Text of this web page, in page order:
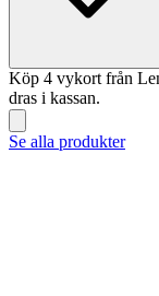
Köp 4 vykort från
dras i kassan.
Se alla produkter